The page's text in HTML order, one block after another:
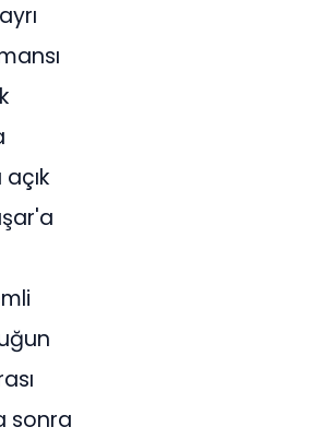
sonra